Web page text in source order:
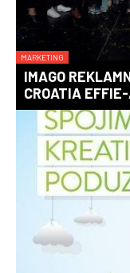
MARKETING
IMAGO
CROATIA